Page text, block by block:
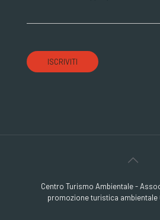
Centro Turismo Ambientale -
promozione turistica ambientale